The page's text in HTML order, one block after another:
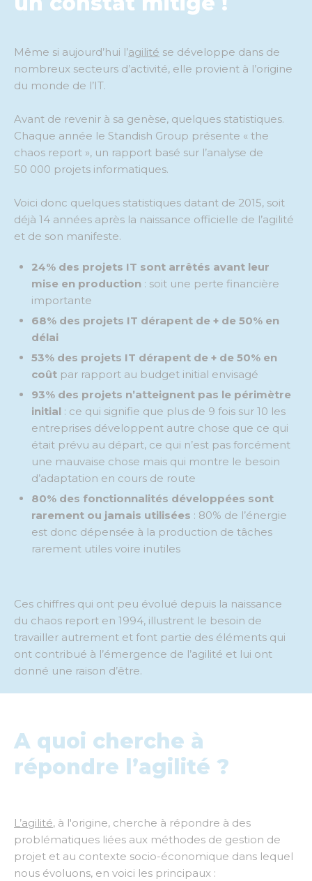
Même si aujourd’hui l’agilité se développe dans de
nombreux secteurs d’activité, elle provient à l’origine
du monde de l’IT.
Avant de revenir à sa genèse, quelques statistiques.
Chaque année le Standish Group présente « the
chaos report », un rapport basé sur l’analyse de
50 000 projets informatiques.
Voici donc quelques statistiques datant de 2015, soit
déjà 14 années après la naissance officielle de l’agilité
et de son manifeste.
24% des projets IT sont arrêtés avant leur
mise en production : soit une perte financière
importante
68% des projets IT dérapent de + de 50% en
délai
53% des projets IT dérapent de + de 50% en
coût par rapport au budget initial envisagé
93% des projets n’atteignent pas le périmètre
initial : ce qui signifie que plus de 9 fois sur 10 les
entreprises développent autre chose que ce qui
était prévu au départ, ce qui n’est pas forcément
une mauvaise chose mais qui montre le besoin
d’adaptation en cours de route
80% des fonctionnalités développées sont
rarement ou jamais utilisées : 80% de l’énergie
est donc dépensée à la production de tâches
rarement utiles voire inutiles
Ces chiffres qui ont peu évolué depuis la naissance
du chaos report en 1994, illustrent le besoin de
travailler autrement et font partie des éléments qui
ont contribué à l’émergence de l’agilité et lui ont
donné une raison d’être.
A quoi cherche à
répondre l’agilité ?
L’agilité, à l'origine, cherche à répondre à des
problématiques liées aux méthodes de gestion de
projet et au contexte socio-économique dans lequel
nous évoluons, en voici les principaux :